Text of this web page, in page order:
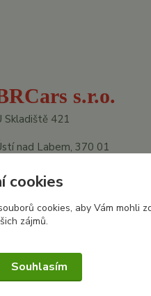
s.r.o.
Skladiště 421
nad Labem, 370 01
IČ: 22799184
CZ22799184
cookies
cookies, aby Vám mohli
zájmů.
Souhlasím